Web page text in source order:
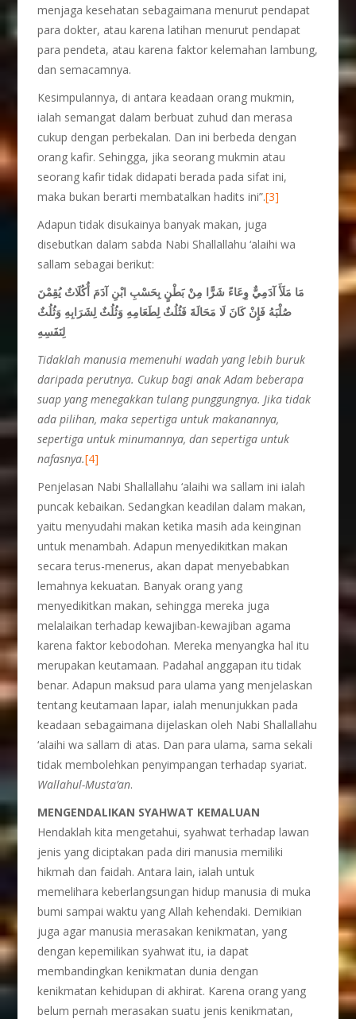
menjaga kesehatan sebagaimana menurut pendapat
para dokter, atau karena latihan menurut pendapat
para pendeta, atau karena faktor kelemahan lambung,
dan semacamnya.
Kesimpulannya, di antara keadaan orang mukmin,
ialah semangat dalam berbuat zuhud dan merasa
cukup dengan perbekalan. Dan ini berbeda dengan
orang kafir. Sehingga, jika seorang mukmin atau
seorang kafir tidak didapati berada pada sifat ini,
maka bukan berarti membatalkan hadits ini”.[3]
Adapun tidak disukainya banyak makan, juga
disebutkan dalam sabda Nabi Shallallahu ‘alaihi wa
sallam sebagai berikut:
مَا مَلَأَ آدَمِيٌّ وِعَاءً شَرًّا مِنْ بَطْنٍ بِحَسْبِ ابْنِ آدَمَ أُكُلَاتٌ يُقِمْنَ
صُلْبَهُ فَإِنْ كَانَ لَا مَحَالَةَ فَثُلُثٌ لِطَعَامِهِ وَثُلُثٌ لِشَرَابِهِ وَثُلُثٌ
لِنَفَسِهِ
Tidaklah manusia memenuhi wadah yang lebih buruk
daripada perutnya. Cukup bagi anak Adam beberapa
suap yang menegakkan tulang punggungnya. Jika tidak
ada pilihan, maka sepertiga untuk makanannya,
sepertiga untuk minumannya, dan sepertiga untuk
nafasnya.[4]
Penjelasan Nabi Shallallahu ‘alaihi wa sallam ini ialah
puncak kebaikan. Sedangkan keadilan dalam makan,
yaitu menyudahi makan ketika masih ada keinginan
untuk menambah. Adapun menyedikitkan makan
secara terus-menerus, akan dapat menyebabkan
lemahnya kekuatan. Banyak orang yang
menyedikitkan makan, sehingga mereka juga
melalaikan terhadap kewajiban-kewajiban agama
karena faktor kebodohan. Mereka menyangka hal itu
merupakan keutamaan. Padahal anggapan itu tidak
benar. Adapun maksud para ulama yang menjelaskan
tentang keutamaan lapar, ialah menunjukkan pada
keadaan sebagaimana dijelaskan oleh Nabi Shallallahu
‘alaihi wa sallam di atas. Dan para ulama, sama sekali
tidak membolehkan penyimpangan terhadap syariat.
Wallahul-Musta’an.
MENGENDALIKAN SYAHWAT KEMALUAN
Hendaklah kita mengetahui, syahwat terhadap lawan
jenis yang diciptakan pada diri manusia memiliki
hikmah dan faidah. Antara lain, ialah untuk
memelihara keberlangsungan hidup manusia di muka
bumi sampai waktu yang Allah kehendaki. Demikian
juga agar manusia merasakan kenikmatan, yang
dengan kepemilikan syahwat itu, ia dapat
membandingkan kenikmatan dunia dengan
kenikmatan kehidupan di akhirat. Karena orang yang
belum pernah merasakan suatu jenis kenikmatan,